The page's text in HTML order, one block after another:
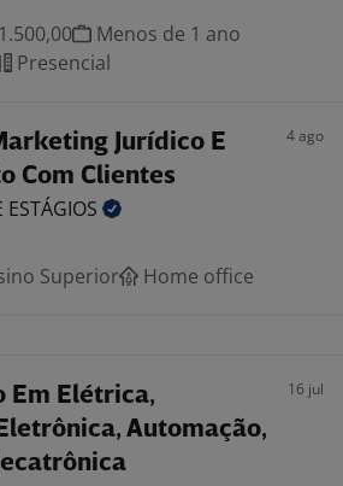
Menos de 1 ano
Presencial
Jurídico E
Com Clientes
4 ago
ESTÁGIOS
Superior Home office
Em Elétrica,
Automação,
16 jul